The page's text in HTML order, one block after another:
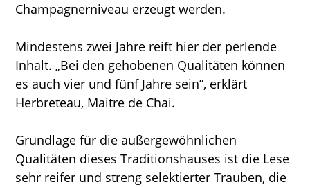
Champagnerniveau erzeugt werden.
Mindestens zwei Jahre reift hier der perlende
Inhalt. „Bei den gehobenen Qualitäten können
es auch vier und fünf Jahre sein”, erklärt
Herbreteau, Maitre de Chai.
Grundlage für die außergewöhnlichen
Qualitäten dieses Traditionshauses ist die Lese
sehr reifer und streng selektierter Trauben, die